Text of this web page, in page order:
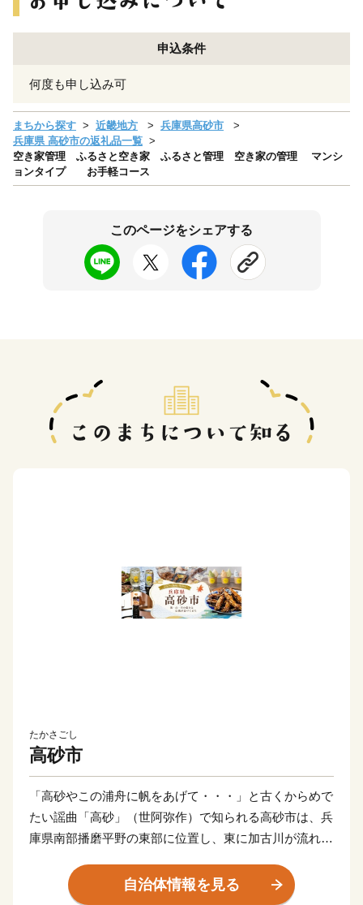
申込条件
何度も申し込み可
まちから探す 近畿地方
兵庫県高砂市
兵庫県 高砂市の返礼品一覧
空き家管理 ふるさと空き家 ふるさと管理 空き家の管理 マンシ
ョンタイプ お手軽コース
このページをシェアする
たかさごし
高砂市
「高砂やこの浦舟に帆をあげて・・・」と古くからめで
たい謡曲「高砂」（世阿弥作）で知られる高砂市は、兵
庫県南部播磨平野の東部に位置し、東に加古川が流れ、
な泊として栄えてきました。
自治体情報を見る